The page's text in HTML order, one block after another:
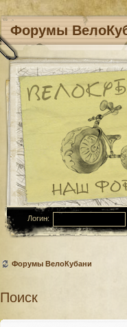
Форумы
Логин:
Форумы ВелоКубани
Поиск